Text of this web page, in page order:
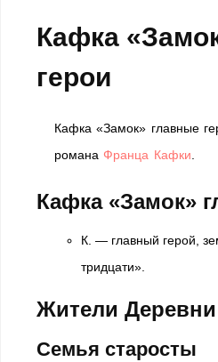
Кафка
герои
Кафка «Замок» главные
романа Франца Кафки
Кафка «Замок»
К. — главный герой,
тридцати».
Жители Деревни
Семья старосты